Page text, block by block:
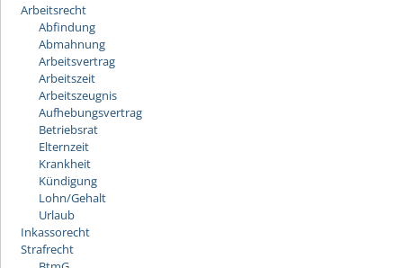
Arbeitsrecht
Abfindung
Abmahnung
Arbeitsvertrag
Arbeitszeit
Arbeitszeugnis
Aufhebungsvertrag
Betriebsrat
Elternzeit
Krankheit
Kündigung
Lohn/Gehalt
Urlaub
Inkassorecht
Strafrecht